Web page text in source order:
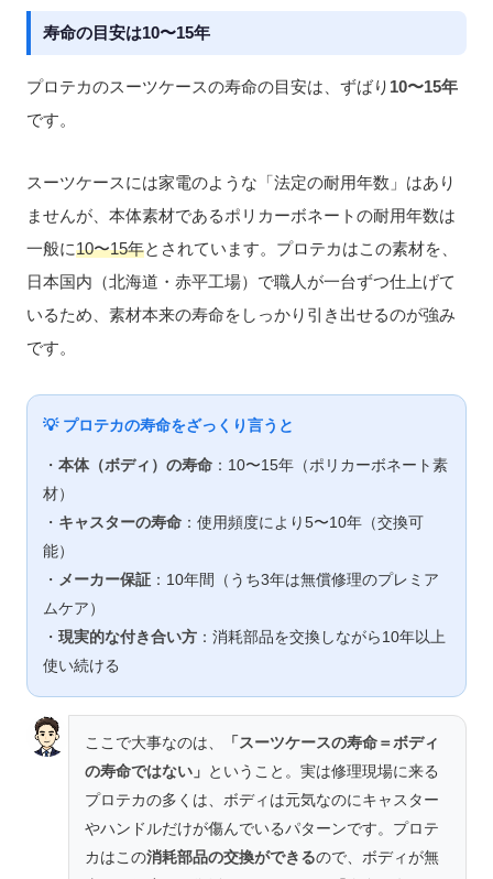
寿命の目安は10〜15年
プロテカのスーツケースの寿命の目安は、ずばり 10〜15年
です。
スーツケースには家電のような「法定の耐用年数」はあり
ませんが、本体素材であるポリカーボネートの耐用年数は
一般に10〜15年とされています。プロテカはこの素材を、
日本国内（北海道・赤平工場）で職人が一台ずつ仕上げて
いるため、素材本来の寿命をしっかり引き出せるのが強み
です。
💡 プロテカの寿命をざっくり言うと
・ 本体（ボディ）の寿命 ：10〜15年（ポリカーボネート素
材）
・ キャスターの寿命 ：使用頻度により5〜10年（交換可
能）
・ メーカー保証 ：10年間（うち3年は無償修理のプレミア
ムケア）
・ 現実的な付き合い方 ：消耗部品を交換しながら10年以上
使い続ける
ここで大事なのは、
「スーツケースの寿命＝ボディ
の寿命ではない」 ということ。実は修理現場に来る
プロテカの多くは、ボディは元気なのにキャスター
やハンドルだけが傷んでいるパターンです。プロテ
カはこの消耗部品の交換ができるので、ボディが無